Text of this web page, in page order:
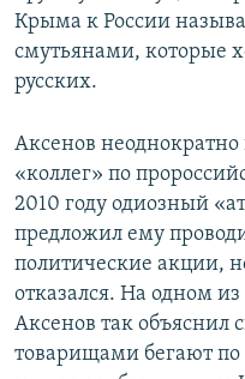
Крыма к России
смутьянами, которые
русских.
Аксенов
«коллег» по
2010 году одиозный
предложил ему
политические акции,
отказался. На одном
Аксенов так объяснил
товарищами бегают